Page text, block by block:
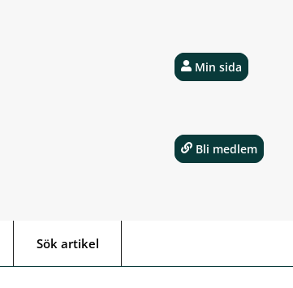
Sök artikel
Min sida
Bli medlem